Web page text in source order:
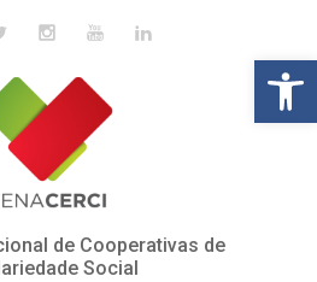
de Cooperativas de
Social